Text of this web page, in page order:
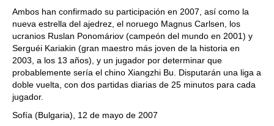
Ambos han confirmado su participación en 2007, así como la
nueva estrella del ajedrez, el noruego Magnus Carlsen, los
ucranios Ruslan Ponomáriov (campeón del mundo en 2001) y
Serguéi Kariakin (gran maestro más joven de la historia en
2003, a los 13 años), y un jugador por determinar que
probablemente sería el chino Xiangzhi Bu. Disputarán una liga a
doble vuelta, con dos partidas diarias de 25 minutos para cada
jugador.
Sofía (Bulgaria), 12 de mayo de 2007